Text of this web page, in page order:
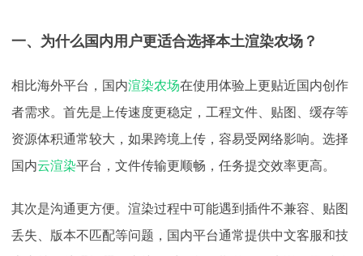
一、为什么国内用户更适合选择本土渲染农场？
相比海外平台，国内渲染农场在使用体验上更贴近国内创作
者需求。首先是上传速度更稳定，工程文件、贴图、缓存等
资源体积通常较大，如果跨境上传，容易受网络影响。选择
国内云渲染平台，文件传输更顺畅，任务提交效率更高。
其次是沟通更方便。渲染过程中可能遇到插件不兼容、贴图
丢失、版本不匹配等问题，国内平台通常提供中文客服和技